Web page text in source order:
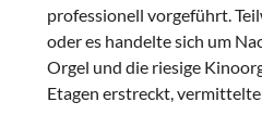
professionell vorgeführt.
oder es handelte sich um
Orgel und die riesige
Etagen erstreckt,